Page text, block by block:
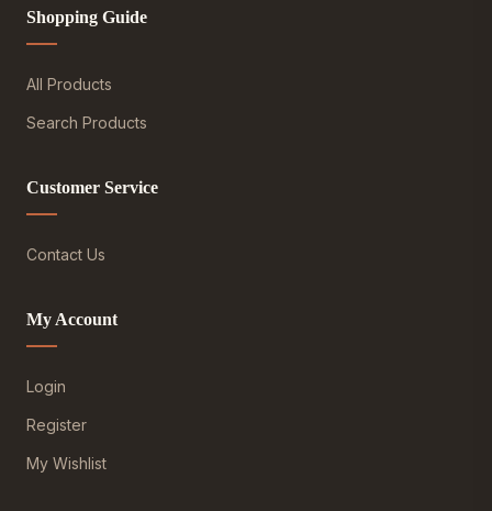
Shopping Guide
All Products
Search Products
Customer Service
Contact Us
My Account
Login
Register
My Wishlist